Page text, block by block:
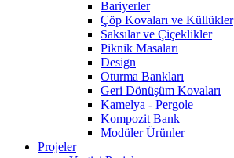
Bariyerler
Çöp Kovaları ve Küllükler
Saksılar ve Çiçeklikler
Piknik Masaları
Design
Oturma Bankları
Geri Dönüşüm Kovaları
Kamelya - Pergole
Kompozit Bank
Modüler Ürünler
Projeler